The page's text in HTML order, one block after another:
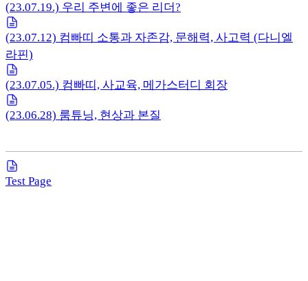
(23.07.19.) 우리 주변에 좋은 리더?
(23.07.12) 컴빠띠 소통과 자존감, 문해력, 사고력 (다니엘
라핀)
(23.07.05.) 컴빠띠, 사교육, 메가스터디 회장
(23.06.28) 룸튜닝, 현상과 본질
Test Page